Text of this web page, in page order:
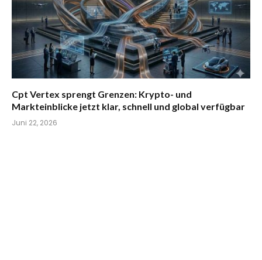
Cpt Vertex sprengt Grenzen: Krypto- und
Markteinblicke jetzt klar, schnell und global verfügbar
Juni 22, 2026